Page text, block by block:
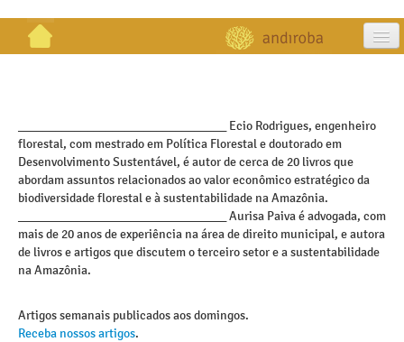
publicações
galeria
contato
_________________________________ Ecio Rodrigues, engenheiro
florestal, com mestrado em Política Florestal e doutorado em
Desenvolvimento Sustentável, é autor de cerca de 20 livros que
abordam assuntos relacionados ao valor econômico estratégico da
biodiversidade florestal e à sustentabilidade na Amazônia.
_________________________________ Aurisa Paiva é advogada, com
mais de 20 anos de experiência na área de direito municipal, e autora
de livros e artigos que discutem o terceiro setor e a sustentabilidade
na Amazônia.
Artigos semanais publicados aos domingos.
Receba nossos artigos.